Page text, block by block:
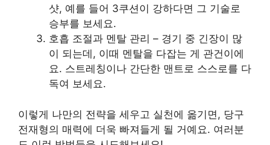
샷, 예를 들어 3쿠션이 강하다면 그 기술로
승부를 보세요.
호흡 조절과 멘탈 관리 – 경기 중 긴장이 많
이 되는데, 이때 멘탈을 다잡는 게 관건이에
요. 스트레칭이나 간단한 맨트로 스스로를 다
독여 보세요.
이렇게 나만의 전략을 세우고 실천에 옮기면, 당구
전재형의 매력에 더욱 빠져들게 될 거예요. 여러분